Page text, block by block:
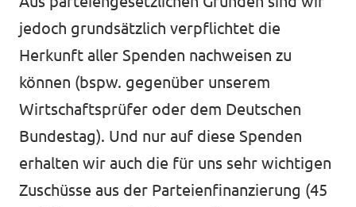
jedoch grundsätzlich verpflichtet die
Herkunft aller Spenden nachweisen zu
können (bspw. gegenüber unserem
Wirtschaftsprüfer oder dem Deutschen
Bundestag). Und nur auf diese Spenden
erhalten wir auch die für uns sehr wichtigen
Zuschüsse aus der Parteienfinanzierung (45